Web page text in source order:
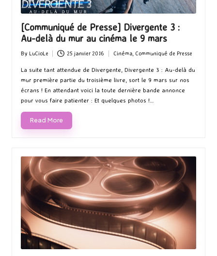
[Communiqué de Presse] Divergente 3 :
Au-delà du mur au cinéma le 9 mars
Posted
by
By LuCioLe 25 janvier 2016
in
Cinéma, Communiqué de Presse
La suite tant attendue de Divergente, Divergente 3 : Au-delà du
mur première partie du troisième livre, sort le 9 mars sur nos
écrans ! En attendant voici la toute dernière bande annonce
pour vous faire patienter : Et quelques photos !…
Read More